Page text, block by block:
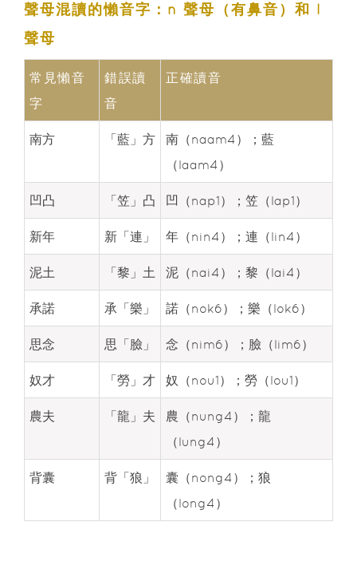
聲母混讀的懶音字：n 聲母（有鼻音）和 l
聲母
常見懶音
字
錯誤讀
音
正確讀音
南方 「藍」方
南（naam4）；藍
（laam4）
凹凸 「笠」凸 凹（nap1）；笠（lap1）
新年 新「連」 年（nin4）；連（lin4）
泥土 「黎」土 泥（nai4）；黎（lai4）
承諾 承「樂」 諾（nok6）；樂（lok6）
思念 思「臉」 念（nim6）；臉（lim6）
奴才 「勞」才 奴（nou1）；勞（lou1）
農夫 「龍」夫
農（nung4）；龍
（lung4）
背囊 背「狼」
囊（nong4）；狼
（long4）